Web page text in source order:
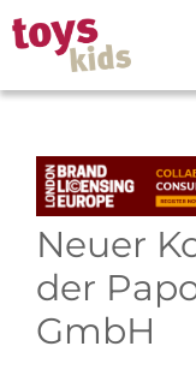
Zum
Inhalt
springen
Neuer
der
GmbH